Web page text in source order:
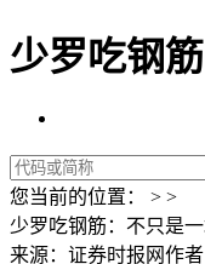
少罗吃钢
您当前的位置： > >
少罗吃钢筋：不只是
来源：证券时报网作